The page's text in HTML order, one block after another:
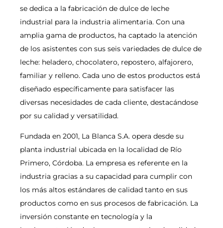
se dedica a la fabricación de dulce de leche
industrial para la industria alimentaria. Con una
amplia gama de productos, ha captado la atención
de los asistentes con sus seis variedades de dulce de
leche: heladero, chocolatero, repostero, alfajorero,
familiar y relleno. Cada uno de estos productos está
diseñado específicamente para satisfacer las
diversas necesidades de cada cliente, destacándose
por su calidad y versatilidad.
Fundada en 2001, La Blanca S.A. opera desde su
planta industrial ubicada en la localidad de Río
Primero, Córdoba. La empresa es referente en la
industria gracias a su capacidad para cumplir con
los más altos estándares de calidad tanto en sus
productos como en sus procesos de fabricación. La
inversión constante en tecnología y la